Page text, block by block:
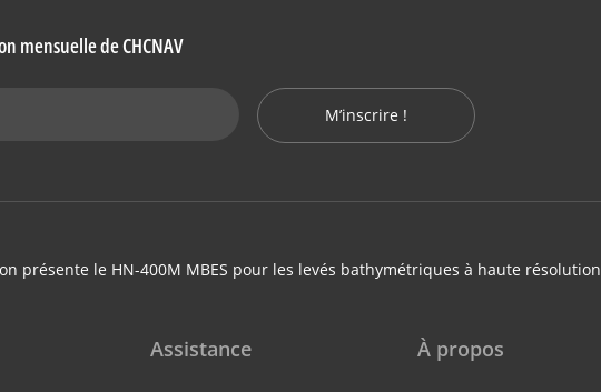
mensuelle de CHCNAV
M’inscrire !
présente le HN-400M MBES pour les levés bathymétriques à haute résolution
Assistance À propos